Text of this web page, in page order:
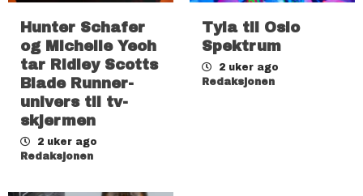
Hunter Schafer
og Michelle Yeoh
tar Ridley Scotts
Blade Runner-
univers til tv-
skjermen
2 uker ago
Redaksjonen
Tyla til Oslo
Spektrum
2 uker ago
Redaksjonen